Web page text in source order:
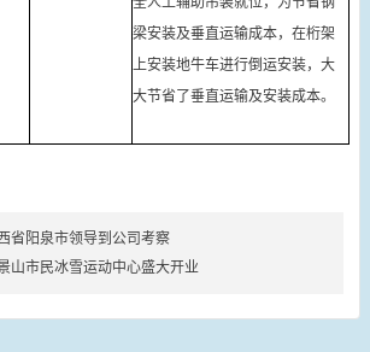
梁安装及垂直运输成本，在桁架
上安装地牛车进行倒运安装，大
大节省了垂直运输及安装成本。
省阳泉市领导到公司考察
山市民冰雪运动中心盛大开业